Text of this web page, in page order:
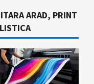
ARAD, PRINT